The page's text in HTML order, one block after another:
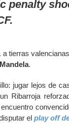
penalty
a tierras
.
jugar lejos de
Ribarroja
el play off